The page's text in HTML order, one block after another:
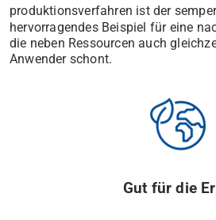
produktionsverfahren ist der
hervorragendes Beispiel für eine
die neben Ressourcen auch
Anwender schont.
Gut für die